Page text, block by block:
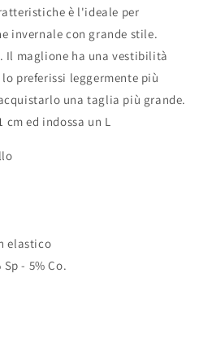
è l'ideale per
invernale con grande stile.
Il maglione ha una vestibilità
preferissi leggermente più
una taglia più grande.
ed indossa un L
elastico
Sp - 5% Co.